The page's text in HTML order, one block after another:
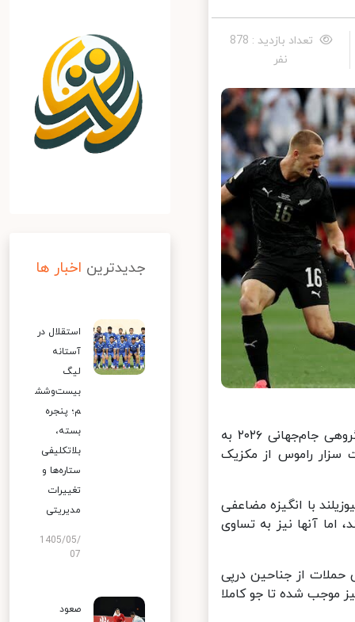
تعداد بازدید : 878
نفر
تیم ملی فوتبال ایران از ساعت ۴:۳۰ دقیقه بامداد در دور نخست مرحله گروهی جام‌جهانی ۲۰۲۶ به
راموس از مکزیک
با انگیزه مضاعفی
آنها نیز به تساوی
از جناحین درپی
موجب شده تا جو کاملا
جدیدترین اخبار ها
استقلال در
آستانه
لیگ
بیست‌وشش
م؛ پنجره
بسته،
بلاتکلیفی
ستاره‌ها و
تغییرات
مدیریتی
1405/05/
07
صعود